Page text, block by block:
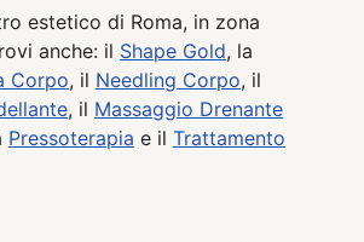
estetico di Roma, in zona
anche: il Shape Gold, la
Corpo, il Needling Corpo, il
, il Massaggio Drenante
Pressoterapia e il Trattamento